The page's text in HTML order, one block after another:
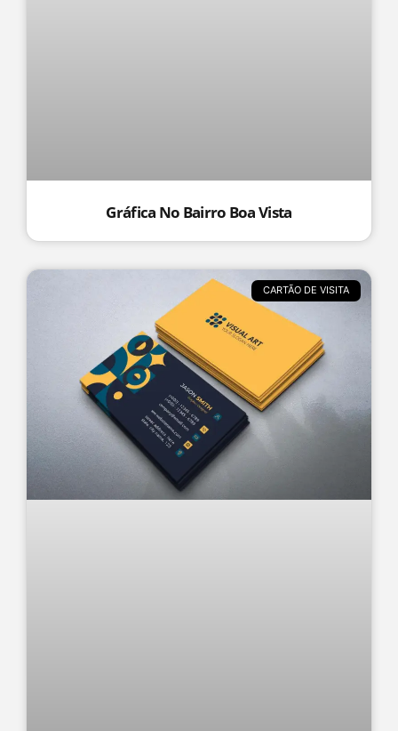
Gráfica No Bairro Boa Vista
CARTÃO DE VISITA